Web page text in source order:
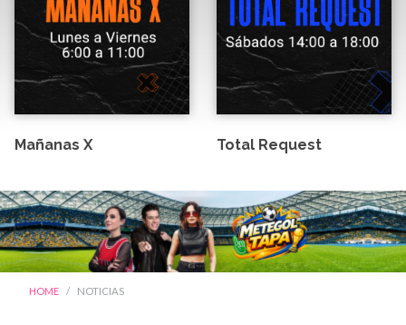
Mañanas X Total Request
HOME NOTICIAS